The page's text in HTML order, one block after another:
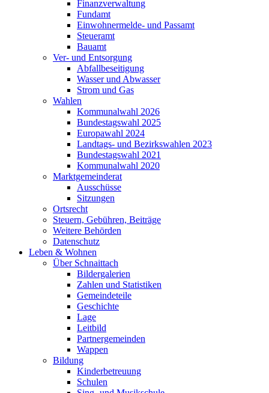
Finanzverwaltung
Fundamt
Einwohnermelde- und Passamt
Steueramt
Bauamt
Ver- und Entsorgung
Abfallbeseitigung
Wasser und Abwasser
Strom und Gas
Wahlen
Kommunalwahl 2026
Bundestagswahl 2025
Europawahl 2024
Landtags- und Bezirkswahlen 2023
Bundestagswahl 2021
Kommunalwahl 2020
Marktgemeinderat
Ausschüsse
Sitzungen
Ortsrecht
Steuern, Gebühren, Beiträge
Weitere Behörden
Datenschutz
Leben & Wohnen
Über Schnaittach
Bildergalerien
Zahlen und Statistiken
Gemeindeteile
Geschichte
Lage
Leitbild
Partnergemeinden
Wappen
Bildung
Kinderbetreuung
Schulen